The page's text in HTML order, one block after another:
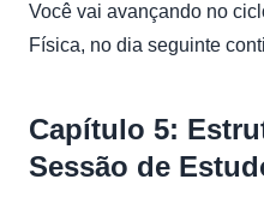
Você vai avançando no
Física, no dia seguinte
Capítulo 5:
Sessão de